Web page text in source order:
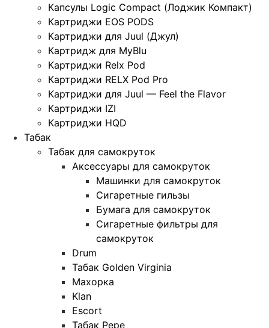
Капсулы Logic Compact (Лоджик Компакт)
Картриджи EOS PODS
Картриджи для Juul (Джул)
Картридж для MyBlu
Картриджи Relx Pod
Картриджи RELX Pod Pro
Картриджи для Juul — Feel the Flavor
Картриджи IZI
Картриджи HQD
Табак
Табак для самокруток
Аксессуары для самокруток
Машинки для самокруток
Сигаретные гильзы
Бумага для самокруток
Сигаретные фильтры для
самокруток
Drum
Табак Golden Virginia
Махорка
Klan
Escort
Табак Pepe